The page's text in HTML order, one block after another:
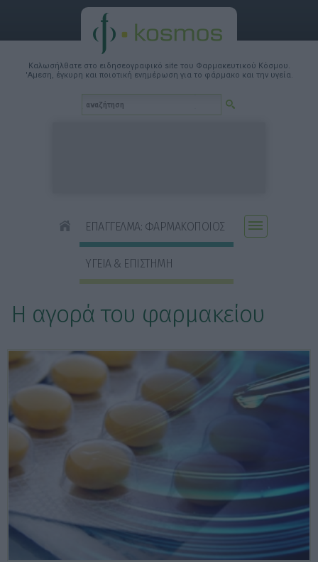
Καλωσήλθατε στο ειδησεογραφικό site του Φαρμακευτικού Κόσμου.
'Αμεση, έγκυρη και ποιοτική ενημέρωση για το φάρμακο και την υγεία.
ΕΠΑΓΓΕΛΜΑ: ΦΑΡΜΑΚΟΠΟΙΟΣ
ΥΓΕΙΑ & ΕΠΙΣΤΗΜΗ
Η αγορά του φαρμακείου
ΕΠΙΛΟΓΕΣ ΕΜΦΑΝΙΣΗΣ ΑΡΘΡΩΝ: